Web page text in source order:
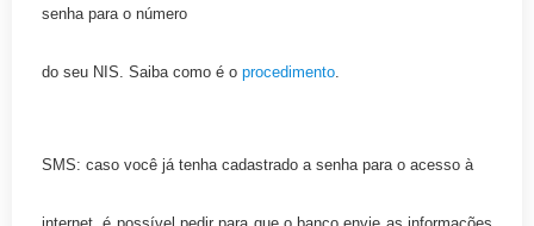
senha para o número
do seu NIS. Saiba como é o procedimento.
SMS: caso você já tenha cadastrado a senha para o acesso à